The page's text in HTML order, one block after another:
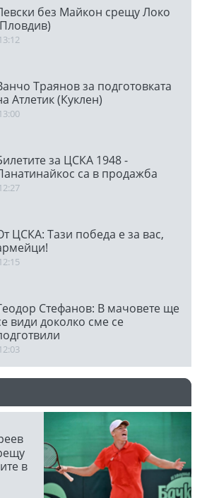
без Майкон срещу Локо
Траянов за подготовката
Атлетик (Куклен)
за ЦСКА 1948 -
са в продажба
ЦСКА: Тази победа е за вас,
Стефанов: В мачовете ще
види доколко сме се
в